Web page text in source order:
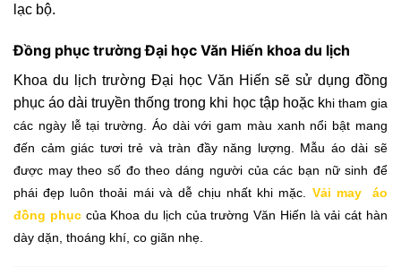
lạc bộ.
Đồng phục trường Đại học Văn Hiến khoa du lịch
Khoa du lịch trường Đại học Văn Hiến sẽ sử dụng đồng
phục áo dài truyền thống trong khi học tập hoặc khi tham gia
các ngày lễ tại trường. Áo dài với gam màu xanh nổi bật mang
đến cảm giác tươi trẻ và tràn đầy năng lượng. Mẫu áo dài sẽ
được may theo số đo theo dáng người của các bạn nữ sinh để
phái đẹp luôn thoải mái và dễ chịu nhất khi mặc. Vải may áo
đồng phục của Khoa du lịch của trường Văn Hiến là vải cát hàn
dày dặn, thoáng khí, co giãn nhẹ.